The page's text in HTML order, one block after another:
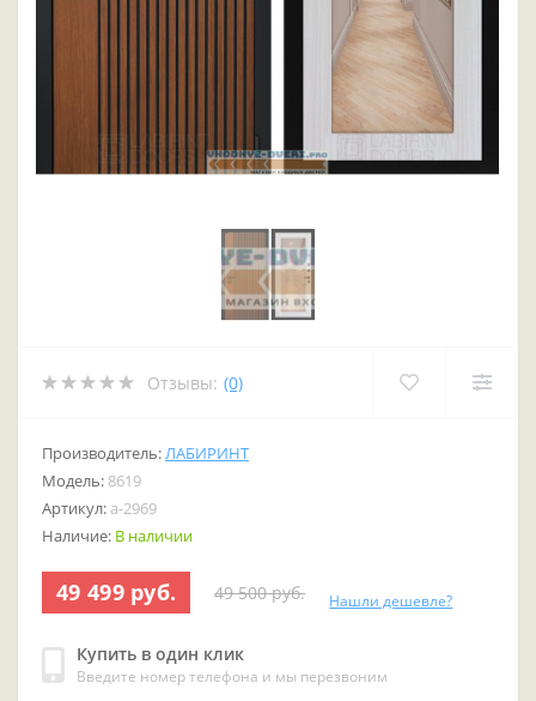
Отзывы: (0)
Производитель:ЛАБИРИНТ
Модель: 8619
Артикул: a-2969
Наличие: В наличии
49 499 руб. 49 500 руб. Нашли дешевле?
Купить в один клик
Введите номер телефона и мы перезвоним